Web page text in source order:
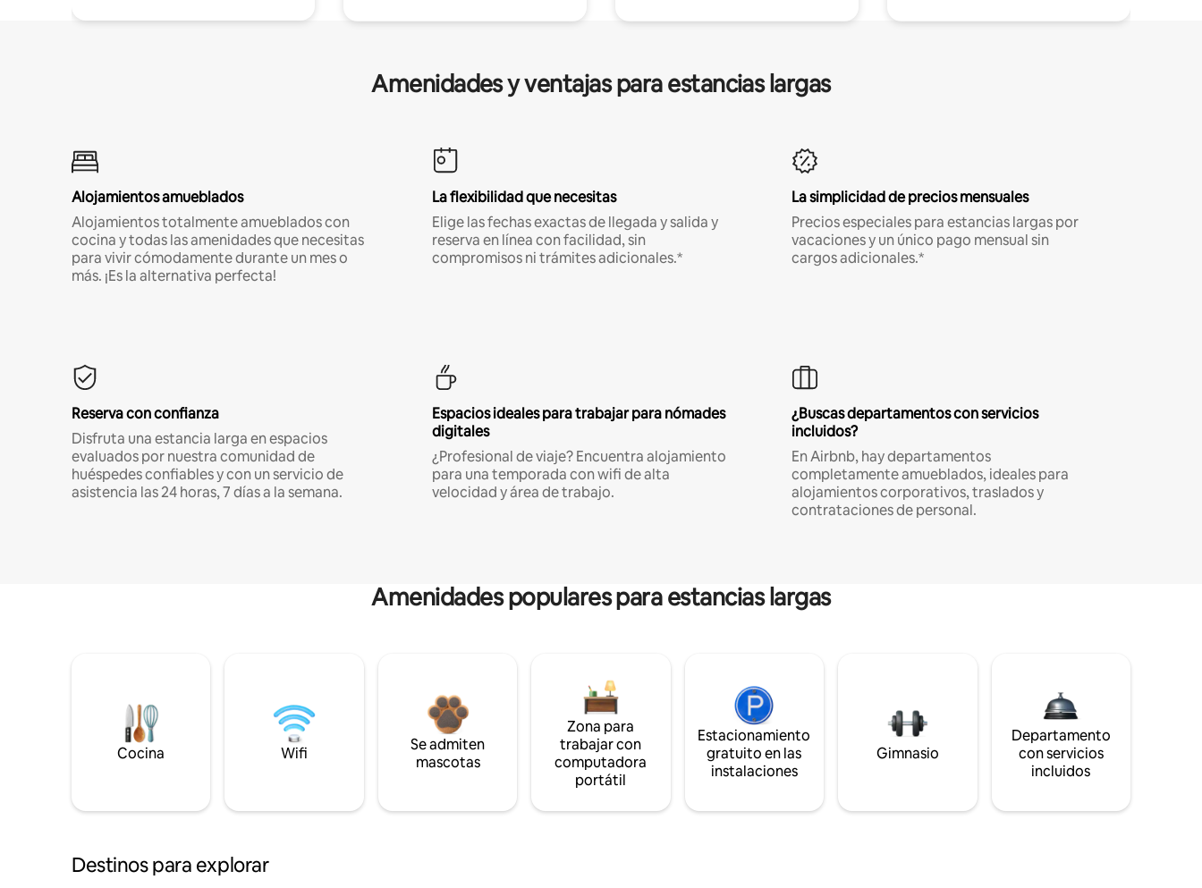
Amenidades y ventajas para estancias largas
Alojamientos amueblados
Alojamientos totalmente amueblados con
cocina y todas las amenidades que necesitas
para vivir cómodamente durante un mes o
más. ¡Es la alternativa perfecta!
La flexibilidad que necesitas
Elige las fechas exactas de llegada y salida y
reserva en línea con facilidad, sin
compromisos ni trámites adicionales.*
La simplicidad de precios mensuales
Precios especiales para estancias largas por
vacaciones y un único pago mensual sin
cargos adicionales.*
Reserva con confianza
Disfruta una estancia larga en espacios
evaluados por nuestra comunidad de
huéspedes confiables y con un servicio de
asistencia las 24 horas, 7 días a la semana.
Espacios ideales para trabajar para nómades
digitales
¿Profesional de viaje? Encuentra alojamiento
para una temporada con wifi de alta
velocidad y área de trabajo.
¿Buscas departamentos con servicios
incluidos?
En Airbnb, hay departamentos
completamente amueblados, ideales para
alojamientos corporativos, traslados y
contrataciones de personal.
Amenidades populares para estancias largas
Cocina Wifi
Se admiten
mascotas
Zona para
trabajar con
computadora
portátil
Estacionamiento
gratuito en las
instalaciones
Gimnasio
Departamento
con servicios
incluidos
Destinos para explorar